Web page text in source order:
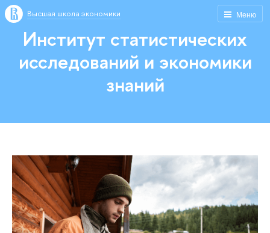
Меню
Высшая школа экономики
Институт статистических
исследований и экономики
знаний